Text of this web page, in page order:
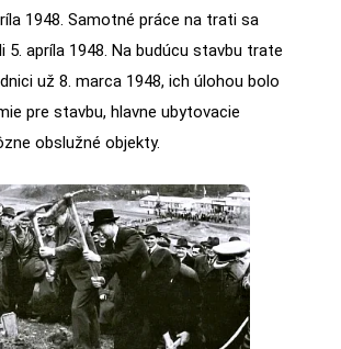
1948. Samotné práce na trati sa
5. apríla 1948. Na budúcu stavbu trate
už 8. marca 1948, ich úlohou bolo
pre stavbu, hlavne ubytovacie
obslužné objekty.